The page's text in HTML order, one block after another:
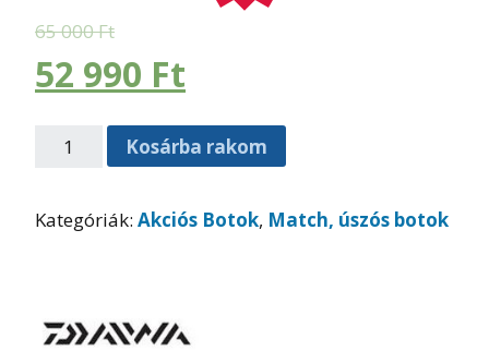
65 000Ft
52 990 Ft
Kosárba rakom
Kategóriák: Akciós Botok, Match, úszós botok